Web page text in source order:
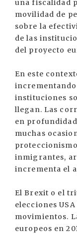
una fiscalidad
movilidad de
sobre la
de las
del proyecto
En este
incrementando
instituciones
llegan. Las
en
muchas
inmigrantes,
incrementa el
El Brexit o el
elecciones
movimientos.
europeos en